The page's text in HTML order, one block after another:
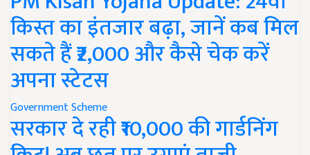
किस्त का इंतजार बढ़ा, जानें कब मिल
सकते हैं ₹2,000 और कैसे चेक करें
अपना स्टेटस
Government Scheme
सरकार दे रही ₹10,000 की गार्डनिंग